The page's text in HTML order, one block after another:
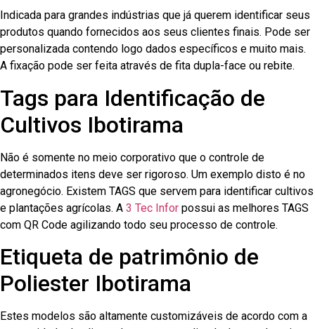
Indicada para grandes indústrias que já querem identificar seus
produtos quando fornecidos aos seus clientes finais. Pode ser
personalizada contendo logo dados específicos e muito mais.
A fixação pode ser feita através de fita dupla-face ou rebite.
Tags para Identificação de
Cultivos Ibotirama
Não é somente no meio corporativo que o controle de
determinados itens deve ser rigoroso. Um exemplo disto é no
agronegócio. Existem TAGS que servem para identificar cultivos
e plantações agrícolas. A 3 Tec Infor possui as melhores TAGS
com QR Code agilizando todo seu processo de controle.
Etiqueta de patrimônio de
Poliester Ibotirama
Estes modelos são altamente customizáveis de acordo com a